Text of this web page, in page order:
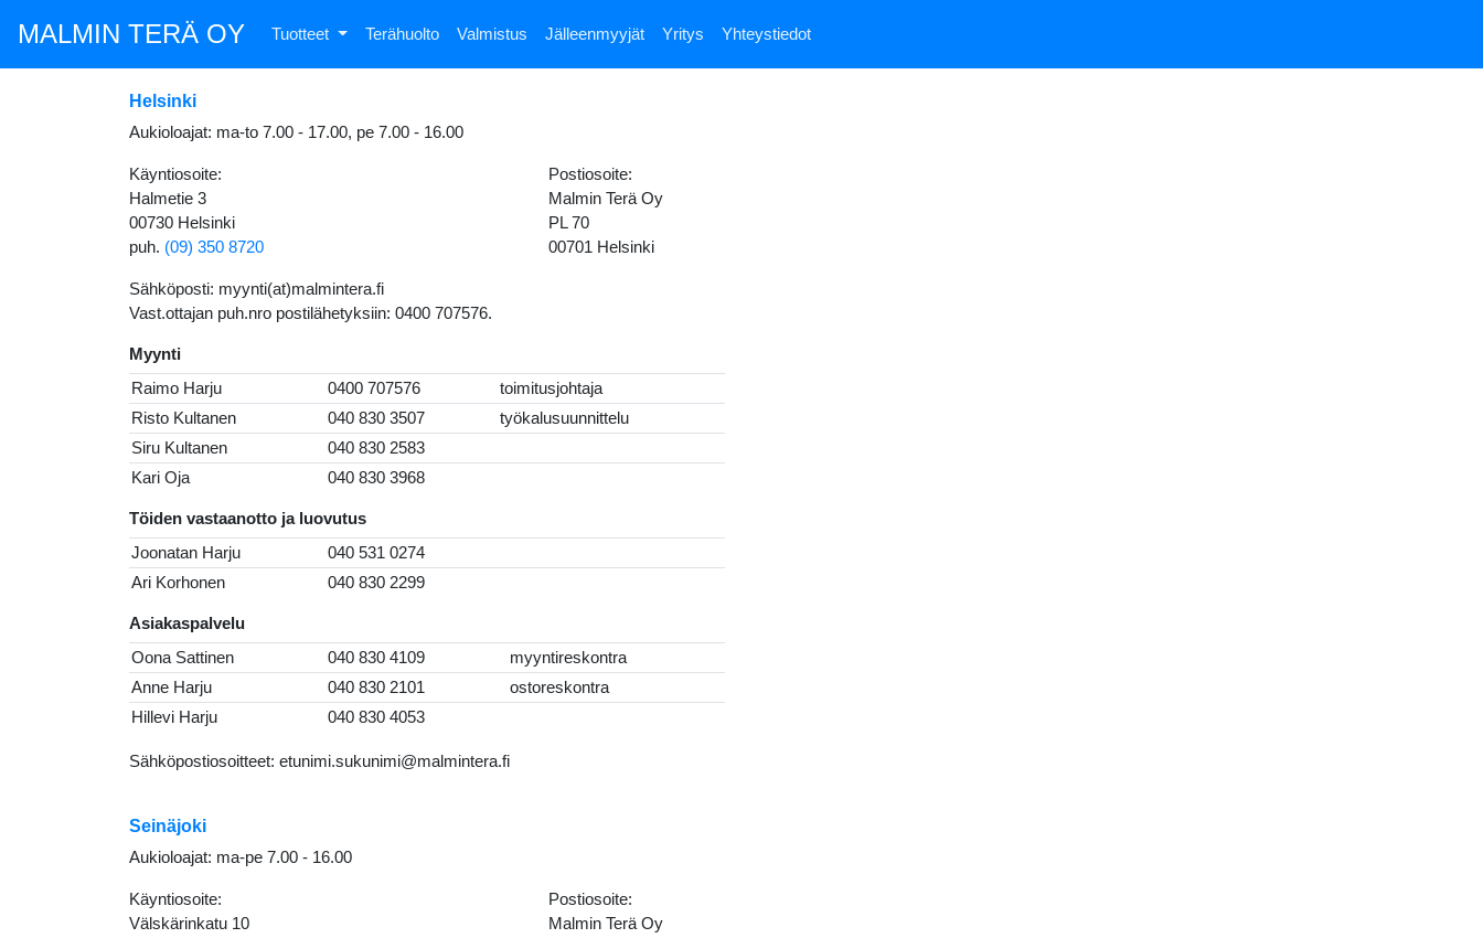
MALMIN TERÄ OY Tuotteet Terähuolto Valmistus Jälleenmyyjät Yritys Yhteystiedot
Helsinki
Aukioloajat: ma-to 7.00 - 17.00, pe 7.00 - 16.00
Käyntiosoite:
Halmetie 3
00730 Helsinki
puh. (09) 350 8720
Sähköposti: myynti(at)malmintera.fi
Vast.ottajan puh.nro postilähetyksiin: 0400 707576.
Postiosoite:
Malmin Terä Oy
PL 70
00701 Helsinki
Myynti
Raimo Harju
0400 707576
toimitusjohtaja
Risto Kultanen
040 830 3507
työkalusuunnittelu
Siru Kultanen
040 830 2583
Kari Oja
040 830 3968
Töiden vastaanotto ja luovutus
Joonatan Harju
040 531 0274
Ari Korhonen
040 830 2299
Asiakaspalvelu
Oona Sattinen
040 830 4109
myyntireskontra
Anne Harju
040 830 2101
ostoreskontra
Hillevi Harju
040 830 4053
Sähköpostiosoitteet: etunimi.sukunimi@malmintera.fi
Seinäjoki
Aukioloajat: ma-pe 7.00 - 16.00
Käyntiosoite:
Välskärinkatu 10
Postiosoite:
Malmin Terä Oy